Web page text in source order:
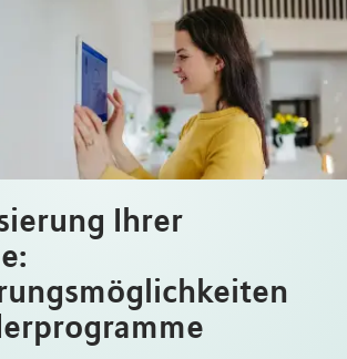
mlp berater finden
Ihrer